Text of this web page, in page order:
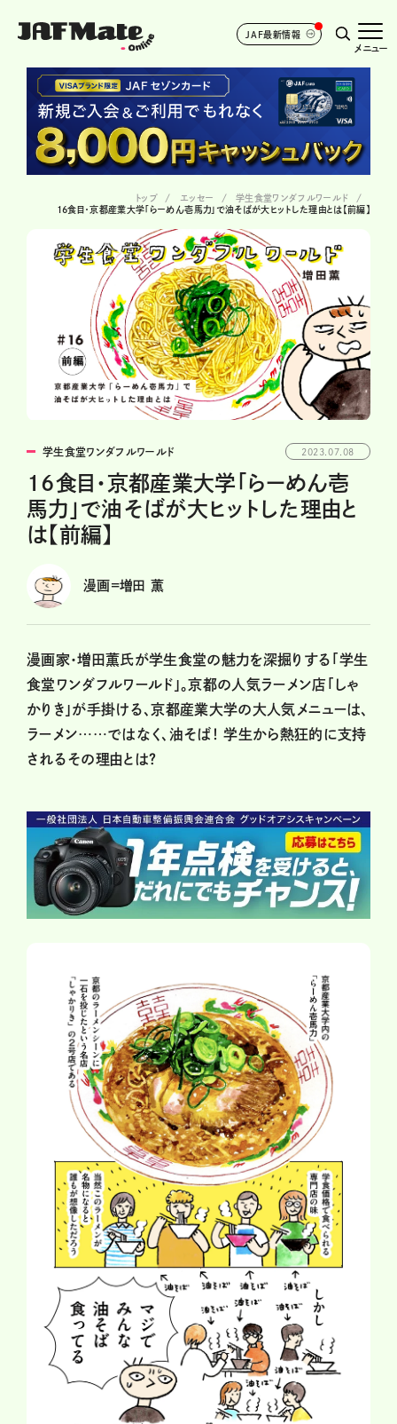
JAF最新情報
メニュー
トップ エッセー
学生食堂ワンダフルワールド
16食目・京都産業大学「らーめん壱馬力」で油そばが大ヒットした理由とは【前編】
学生食堂ワンダフルワールド 2023.07.08
16食目・京都産業大学「らーめん壱
馬力」で油そばが大ヒットした理由と
は【前編】
漫画=増田 薫
漫画家・増田薫氏が学生食堂の魅力を深掘りする「学生
食堂ワンダフルワールド」。京都の人気ラーメン店「しゃ
かりき」が手掛ける、京都産業大学の大人気メニューは、
ラーメン……ではなく、油そば！ 学生から熱狂的に支持
されるその理由とは？